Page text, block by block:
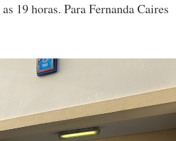
19 horas. Para Fernanda Caires